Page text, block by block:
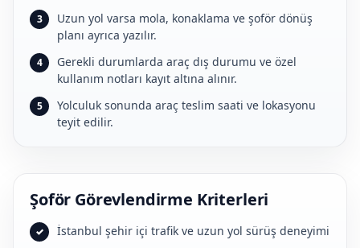
Uzun yol varsa mola, konaklama ve şoför dönüş
planı ayrıca yazılır.
Gerekli durumlarda araç dış durumu ve özel
kullanım notları kayıt altına alınır.
Yolculuk sonunda araç teslim saati ve lokasyonu
teyit edilir.
Şoför Görevlendirme Kriterleri
İstanbul şehir içi trafik ve uzun yol sürüş deneyimi